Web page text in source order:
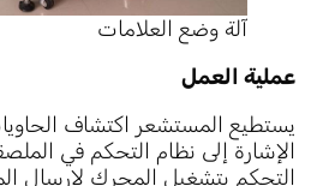
آلة وضع العلامات
عملية العمل
يستطيع المستشعر اكتشاف
الإشارة إلى نظام التحكم في
التحكم بتشغيل المحرك لإرسال